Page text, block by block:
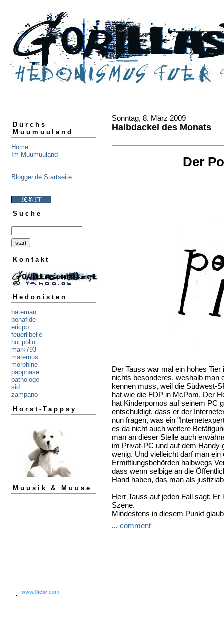
Durchs
Muumuuland
Home
Im Muumuuland
Blogger.de Startseite
Suche
Kontakt
Hedonisten
bateman
bonafide
ericpp
feuerlibelle
hoi polloi
mark793
maternus
morphine
pappnase
pathologe
sid
zampano
Horst-Tappsy
Muusik & Muuse
www.flickr.com
Sonntag, 8. März 2009
Halbdackel des Monats
Der
Der Tauss war mal ein hohes
nichts besonderes, weshalb man
kennen muss, weil die Südwest-
hat wie die FDP in McPom. Der
hat Kinderpornos auf seinem PC
entschuldigt, dass er der
nun fragen, was ein
es da nicht auch weitere
man an dieser Stelle auch
im Privat-PC und auf dem Handy
wenig. Und vielleicht darf man ein
Ermittlungsbehörden halbwegs
dass wenn selbige an die
Hand haben, das man als
Herr Tauss auf jeden Fall sagt:
Szene.
Mindestens in diesem Punkt
... comment